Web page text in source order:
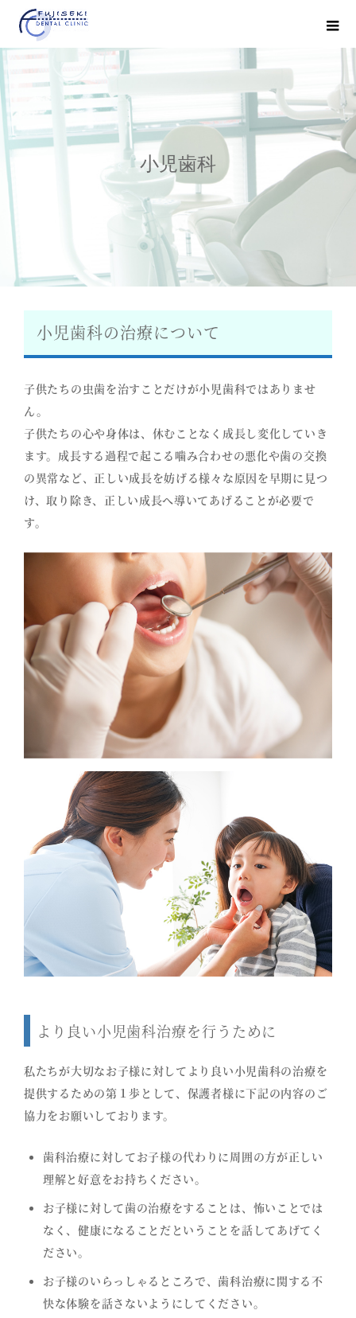
小児歯科
小児歯科の治療について
子供たちの虫歯を治すことだけが小児歯科ではありませ
ん。
子供たちの心や身体は、休むことなく成長し変化していき
ます。成長する過程で起こる噛み合わせの悪化や歯の交換
の異常など、正しい成長を妨げる様々な原因を早期に見つ
け、取り除き、正しい成長へ導いてあげることが必要で
す。
より良い小児歯科治療を行うために
私たちが大切なお子様に対してより良い小児歯科の治療を
提供するための第１歩として、保護者様に下記の内容のご
協力をお願いしております。
歯科治療に対してお子様の代わりに周囲の方が正しい
理解と好意をお持ちください。
お子様に対して歯の治療をすることは、怖いことでは
なく、健康になることだということを話してあげてく
ださい。
お子様のいらっしゃるところで、歯科治療に関する不
快な体験を話さないようにしてください。